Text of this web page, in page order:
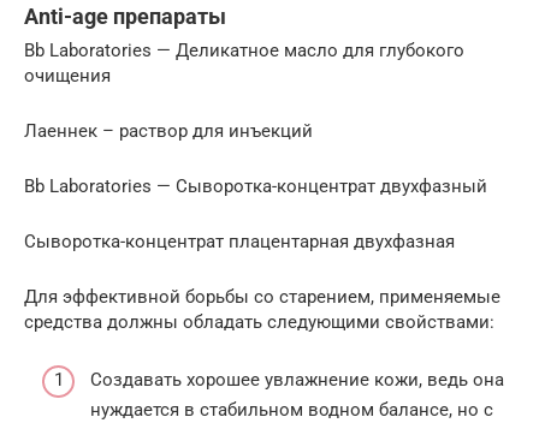
Anti-age препараты
Bb Laboratories — Деликатное масло для глубокого
очищения
Лаеннек – раствор для инъекций
Bb Laboratories — Сыворотка-концентрат двухфазный
Cыворотка-концентрат плацентарная двухфазная
Для эффективной борьбы со старением, применяемые
средства должны обладать следующими свойствами:
Создавать хорошее увлажнение кожи, ведь она
нуждается в стабильном водном балансе, но с